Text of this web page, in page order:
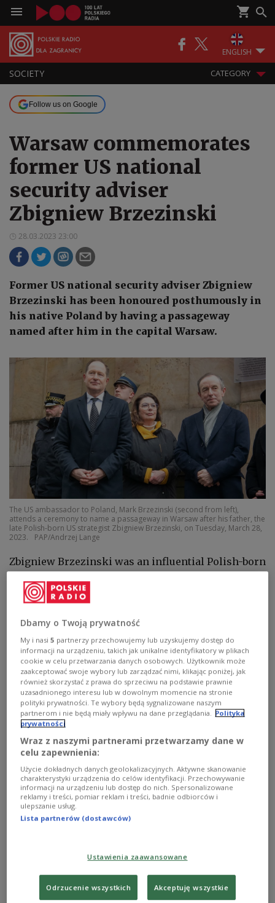
ENGLISH
SOCIETY CATEGORY
Follow us on Google
Warsaw commemorates
former US national
security adviser
Zbigniew Brzezinski
28.03.2023 23:00
Former US national security adviser Zbigniew
Brzezinski has been honoured posthumously in
his native Poland by having a passageway
named after him in the capital Warsaw.
The US ambassador to Poland, Mark Brzezinski (second from left),
attends a ceremony to name a passageway in Warsaw after his father, the
late Polish-born US strategist Zbigniew Brzezinski, on Tuesday, March 28,
2023.
PAP/Andrzej Lange
Zbigniew Brzezinski was an influential Polish-born
who served as US national security adviser in the
Carter administration.
The naming ceremony took place on Tuesday,
March 28, which would have been Zbigniew
Brzezinski’s 95th birthday.
Warsaw authorities gave the name of Zbigniew
Brzezinski to a pedestrian passageway in the
downtown area close to Litewska and Szucha
Streets, near the headquarters of Poland’s foreign
ministry, state news agency PAP reported.
A commemorative plaque in honour of Zbigniew
Brzezinski was also placed on one of the buildings
in the area.
At the ceremony, Warsaw MayorRafał Trzaskowski
mind,” for many years “the architect of America’s
Dbamy o Twoją prywatność
My i nasi5 partnerzy przechowujemy lub uzyskujemy dostęp do
informacji na urządzeniu, takich jak unikalne identyfikatory w plikach
cookie w celu przetwarzania danych osobowych. Użytkownik może
zaakceptować swoje wybory lub zarządzać nimi, klikając poniżej, jak
również skorzystać z prawa do sprzeciwu na podstawie prawnie
uzasadnionego interesu lub w dowolnym momencie na stronie
polityki prywatności. Te wybory będą sygnalizowane naszym
partnerom i nie będą miały wpływu na dane przeglądania. Polityka
prywatności
Wraz z naszymi partnerami przetwarzamy dane w
celu zapewnienia:
Użycie dokładnych danych geolokalizacyjnych. Aktywne skanowanie
charakterystyki urządzenia do celów identyfikacji. Przechowywanie
informacji na urządzeniu lub dostęp do nich. Spersonalizowane
reklamy i treści, pomiar reklam i treści, badnie odbiorców i
ulepszanie usług.
Lista partnerów (dostawców)
Ustawienia zaawansowane
Odrzucenie wszystkich Akceptuję wszystkie